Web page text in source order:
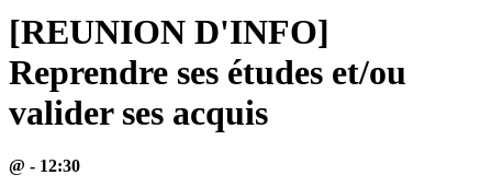
[REUNION D'INFO]
Reprendre ses études et/ou
valider ses acquis
@ - 12:30